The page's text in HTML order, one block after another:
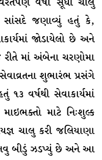
સાંસદે જણાવ્યું હતું કે,
જોડાયેલો છે અને
માં અંબેના ચરણોમા
શુભારંભ પ્રસંગે
વર્ષથી સેવાકાર્યમાં
માટે નિઃશુલ્ક
ચાલુ કરી જલિયાણા
નવુ બીડું ઝડપ્યું છે અને આ